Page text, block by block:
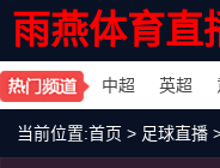
雨燕体育直
中超 英超
当前位置:首页 > 足球直播